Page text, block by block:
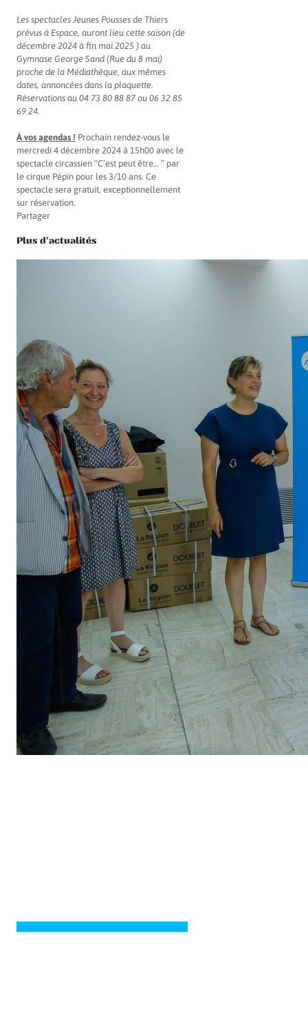
Les spectacles Jeunes Pousses de Thiers
prévus à Espace, auront lieu cette saison (de
décembre 2024 à fin mai 2025 ) au
Gymnase George Sand (Rue du 8 mai)
proche de la Médiathèque, aux mêmes
dates, annoncées dans la plaquette.
Réservations au 04 73 80 88 87 ou 06 32 85
69 24.
À vos agendas ! Prochain rendez-vous le
mercredi 4 décembre 2024 à 15h00 avec le
spectacle circassien “C’est peut être… ” par
le cirque Pépin pour les 3/10 ans. Ce
spectacle sera gratuit, exceptionnellement
sur réservation.
Partager
Plus d'actualités